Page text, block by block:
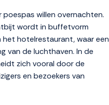
willen overnachten.
wordt in buffetvorm
hotelrestaurant, waar een
van de luchthaven. In de
zich vooral door de
en bezoekers van